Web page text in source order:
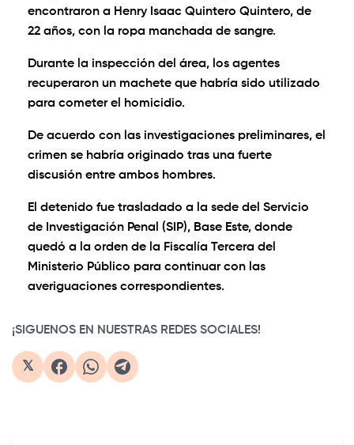
encontraron a Henry Isaac Quintero Quintero, de
22 años, con la ropa manchada de sangre.
Durante la inspección del área, los agentes
recuperaron un machete que habría sido utilizado
para cometer el homicidio.
De acuerdo con las investigaciones preliminares, el
crimen se habría originado tras una fuerte
discusión entre ambos hombres.
El detenido fue trasladado a la sede del Servicio
de Investigación Penal (SIP), Base Este, donde
quedó a la orden de la Fiscalía Tercera del
Ministerio Público para continuar con las
averiguaciones correspondientes.
¡SIGUENOS EN NUESTRAS REDES SOCIALES!
𝕏